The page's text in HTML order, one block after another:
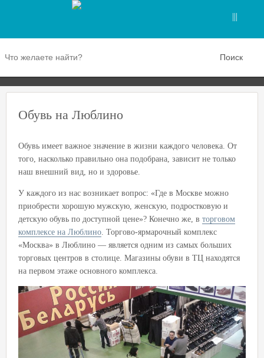
Обувь на Люблино
Обувь имеет важное значение в жизни каждого человека. От
того, насколько правильно она подобрана, зависит не только
наш внешний вид, но и здоровье.
У каждого из нас возникает вопрос: «Где в Москве можно
приобрести хорошую мужскую, женскую, подростковую и
детскую обувь по доступной цене»? Конечно же, в торговом
комплексе на Люблино . Торгово-ярмарочный комплекс
«Москва» в Люблино — является одним из самых больших
торговых центров в столице. Магазины обуви в ТЦ находятся
на первом этаже основного комплекса.